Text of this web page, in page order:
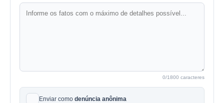
0/1800 caracteres
Enviar como denúncia anônima